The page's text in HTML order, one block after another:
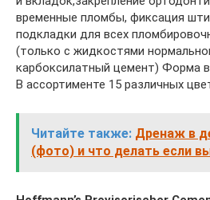
временные пломбы, фиксация
подкладки для всех
(только с жидкостями
карбоксилатный цемент) Форма
В ассортименте 15 различных
Читайте также: Дренаж в
(фото) и что делать если